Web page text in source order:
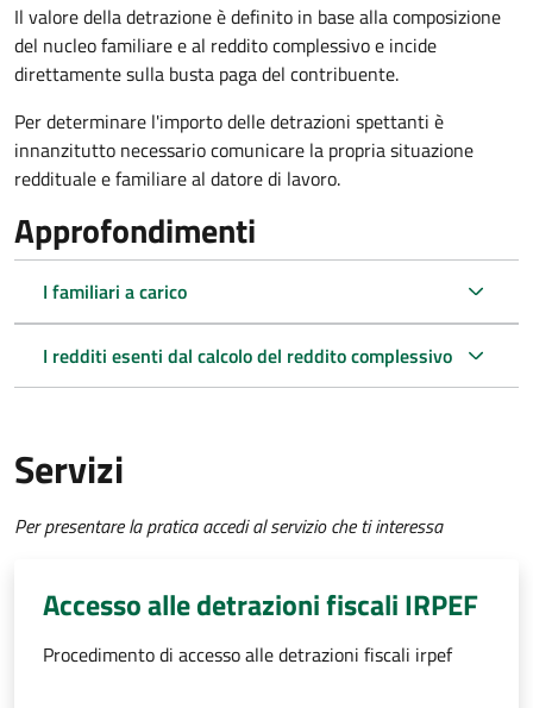
Il valore della detrazione è definito in base alla composizione
del nucleo familiare e al reddito complessivo e incide
direttamente sulla busta paga del contribuente.
Per determinare l'importo delle detrazioni spettanti è
innanzitutto necessario comunicare la propria situazione
reddituale e familiare al datore di lavoro.
Approfondimenti
I familiari a carico
I redditi esenti dal calcolo del reddito complessivo
Servizi
Per presentare la pratica accedi al servizio che ti interessa
Accesso alle detrazioni fiscali IRPEF
Procedimento di accesso alle detrazioni fiscali irpef